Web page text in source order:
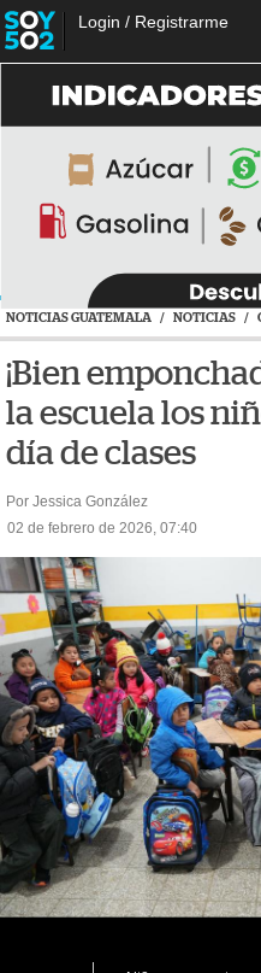
Login / Registrarme
NOTICIAS GUATEMALA / NOTICIAS /
¡Bien
la escuela los
día de clases
Por Jessica González
02 de febrero de 2026, 07:40